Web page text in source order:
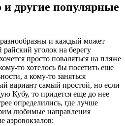
и другие популярные
и каждый может
уголок на берегу
просто поваляться на пляже
то хотелось бы посетить еще
а кому-то заняться
вариант самый простой, но если
Кубу, то придется еще до нее
определились, где лучше
любимые направления
аэровокзалов: